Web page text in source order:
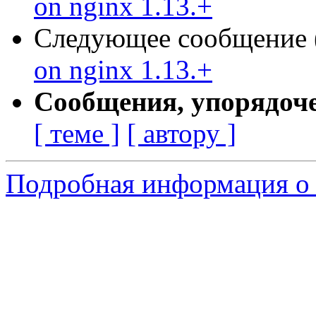
on nginx 1.13.+
Следующее сообщение
on nginx 1.13.+
Сообщения,
[ теме ] [ автору ]
Подробная информация